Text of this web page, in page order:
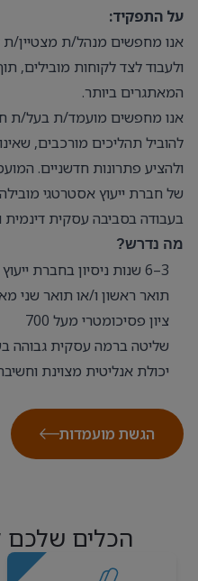
על התפקיד:
אנו מחפשים מנהל/ת מצטיין/ת
ולעבוד לצד לקוחות מובילים,
המאתגרים ביותר.
אנו מחפשים מועמד/ת בעל/ת
להוביל תהליכים מורכבים,
ולהציע פתרונות חדשניים.
של חברת ייעוץ אסטרטגי
בעבודה בסביבה עסקית דינמית
מה נדרש?
3–6 שנות ניסיון בחברת ייעוץ אסטרטגי מובילה
תואר ראשון ו/או תואר שני
ציון פסיכומטרי מעל 700
שליטה ברמה עסקית גבוהה
יכולת אנליטית מצוינת
הגשת מועמדות
הכלים שלכם